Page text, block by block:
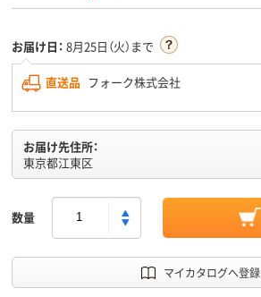
お届け日： 8月25日（火）まで
直送品 フォーク株式会社
お届け先住所：
東京都江東区
数量
マイカタログへ登録